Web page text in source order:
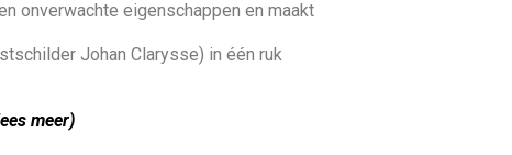
onverwachte eigenschappen en maakt
Johan Clarysse) in één ruk
meer)